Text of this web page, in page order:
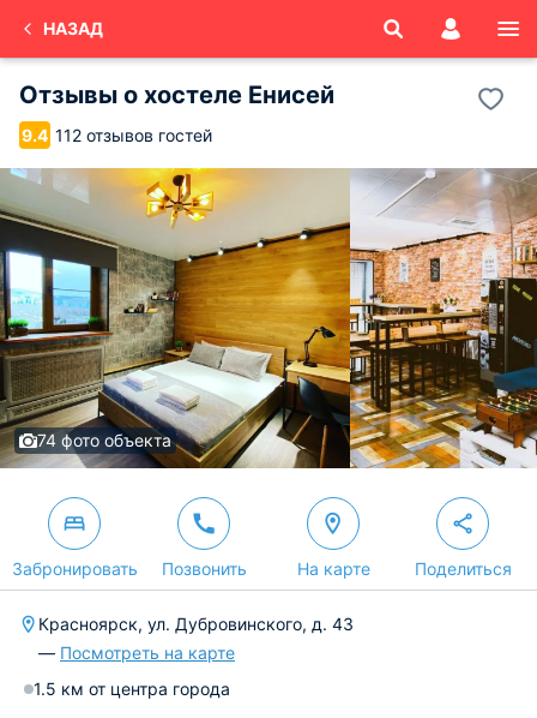
НАЗАД
Отзывы о хостеле Енисей
9.4 112 отзывов гостей
74 фото объекта
Забронировать Позвонить На карте Поделиться
Красноярск, ул. Дубровинского, д. 43
— Посмотреть на карте
1.5 км от центра города